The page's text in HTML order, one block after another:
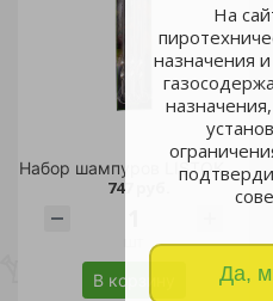
На
назначения
Да,
Набор шампуров LISTOK 6шт /24
747 руб.
В корзину